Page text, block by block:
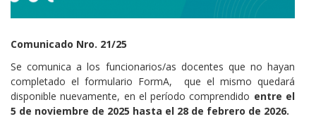
Cuerpo
Comunicado Nro. 21/25
Se comunica a los funcionarios/as docentes que no hayan
completado el formulario FormA, que el mismo quedará
disponible nuevamente, en el período comprendido entre el
5 de noviembre de 2025 hasta el 28 de febrero de 2026.